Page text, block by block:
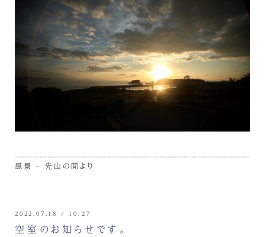
風景 - 先山の間より
2022.07.18 / 10:27
空室のお知らせです。